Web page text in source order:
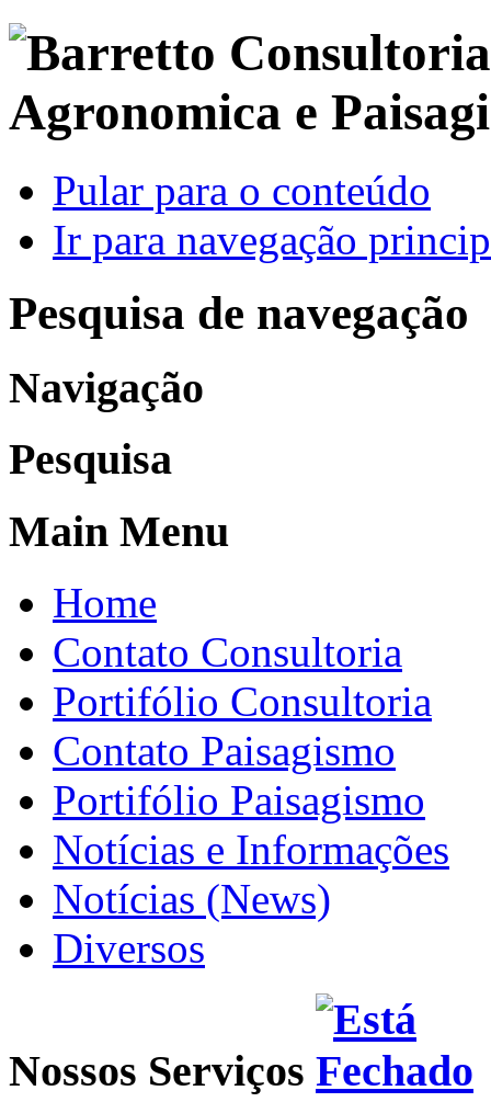
Pular para o conteúdo
Ir para navegação
Pesquisa de navegação
Navigação
Pesquisa
Main Menu
Home
Contato Consultoria
Portifólio Consultoria
Contato Paisagismo
Portifólio Paisagismo
Notícias e Informações
Notícias (News)
Diversos
Nossos Serviços